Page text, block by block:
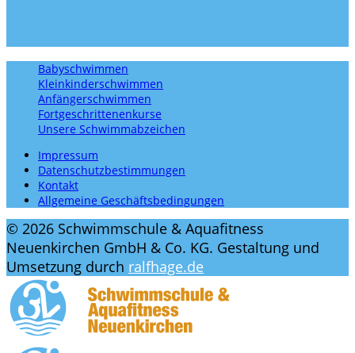
Babyschwimmen
Kleinkinderschwimmen
Anfängerschwimmen
Fortgeschrittenenkurse
Unsere Schwimmabzeichen
Impressum
Datenschutzbestimmungen
Kontakt
Allgemeine Geschäftsbedingungen
© 2026 Schwimmschule & Aquafitness
Neuenkirchen GmbH & Co. KG. Gestaltung und
Umsetzung durch ralfhage.de